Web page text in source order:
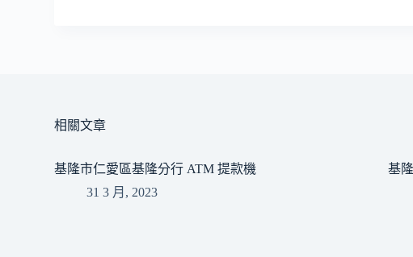
相關文章
基隆市仁愛區基隆分行 ATM 提款機
31 3 月, 2023
基